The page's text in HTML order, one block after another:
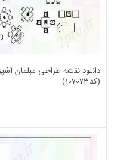
دانلود نقشه طراحی مبلمان
(کد107073)